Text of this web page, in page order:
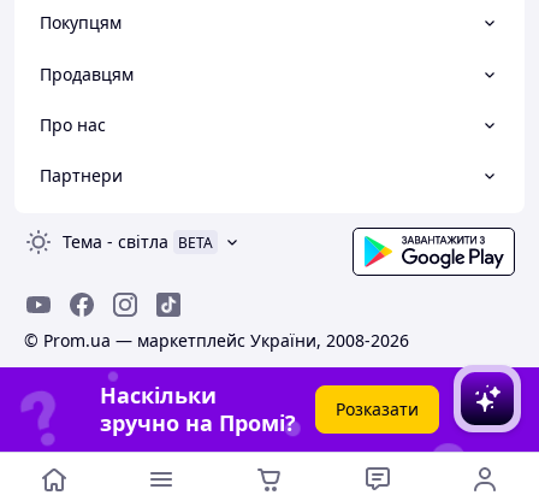
Покупцям
Продавцям
Про нас
Партнери
Тема - світла BETA
© Prom.ua — маркетплейс України, 2008-2026
Наскільки
зручно на Промі?
Розказати